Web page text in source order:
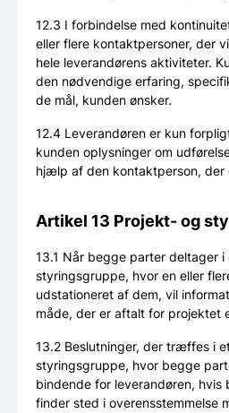
12.3 I forbindelse med
eller flere kontaktpersoner, der
hele leverandørens aktiviteter.
den nødvendige erfaring,
de mål, kunden ønsker.
12.4 Leverandøren er kun
kunden oplysninger om
hjælp af den kontaktperson, der
Artikel 13 Projekt- og
13.1 Når begge parter deltager
styringsgruppe, hvor en eller
udstationeret af dem, vil
måde, der er aftalt for projektet
13.2 Beslutninger, der træffes i
styringsgruppe, hvor begge
bindende for leverandøren, hvis
finder sted i overensstemmelse